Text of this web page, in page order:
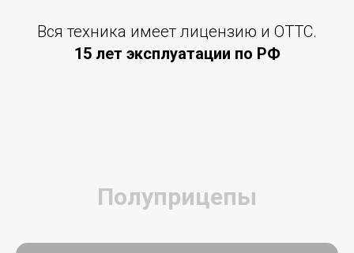
Вся техника имеет лицензию и ОТТС.
15 лет эксплуатации по РФ
Полуприцепы